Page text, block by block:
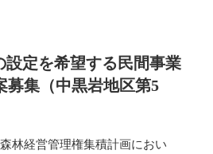
設定を希望する民間事業
募集（中黒岩地区第5
林経営管理権集積計画におい